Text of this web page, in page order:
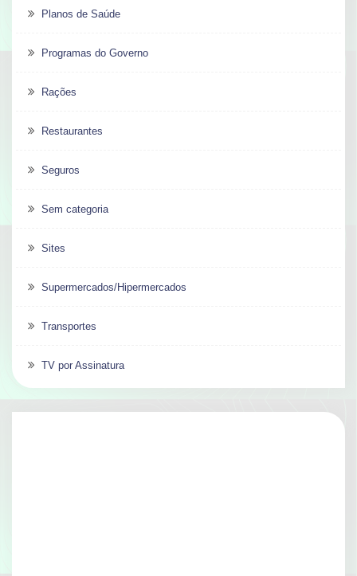
Planos de Saúde
Programas do Governo
Rações
Restaurantes
Seguros
Sem categoria
Sites
Supermercados/Hipermercados
Transportes
TV por Assinatura